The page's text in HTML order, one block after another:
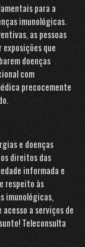
para a
imunológicas.
as pessoas
que
doenças
com
precocemente
e doenças
direitos das
informada e
respeito às
imunológicas,
a serviços de
Teleconsulta